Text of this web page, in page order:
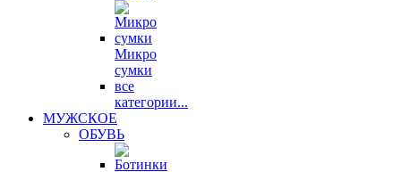
Микро
сумки
все
категории...
МУЖСКОЕ
ОБУВЬ